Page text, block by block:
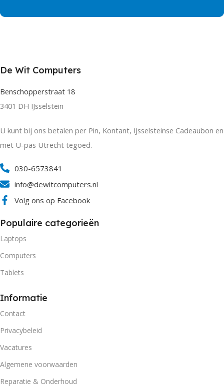
De Wit Computers
Benschopperstraat 18
3401 DH IJsselstein
U kunt bij ons betalen per Pin, Kontant, IJsselsteinse Cadeaubon en
met U-pas Utrecht tegoed.
030-6573841
info@dewitcomputers.nl
Volg ons op Facebook
Populaire categorieën
Laptops
Computers
Tablets
Informatie
Contact
Privacybeleid
Vacatures
Algemene voorwaarden
Reparatie & Onderhoud